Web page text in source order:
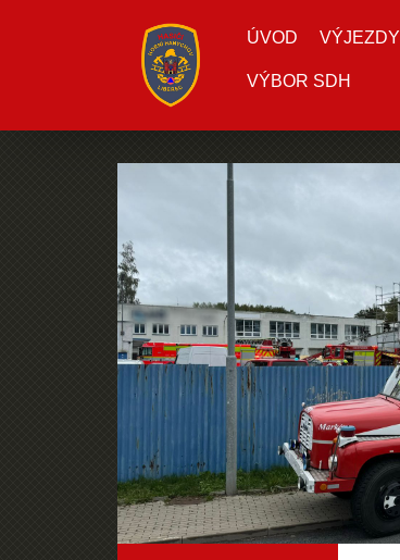
ÚVOD VÝJEZDY
VÝBOR SDH